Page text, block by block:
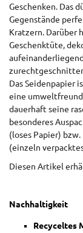
Geschenken. Das
Gegenstände
Kratzern. Darüber
Geschenktüte,
Das Seidenpapier
eine
dauerhaft seine
besonderes
(loses Papier)
(einzeln
Diesen Artikel
Nachhaltigkeit
Recyceltes